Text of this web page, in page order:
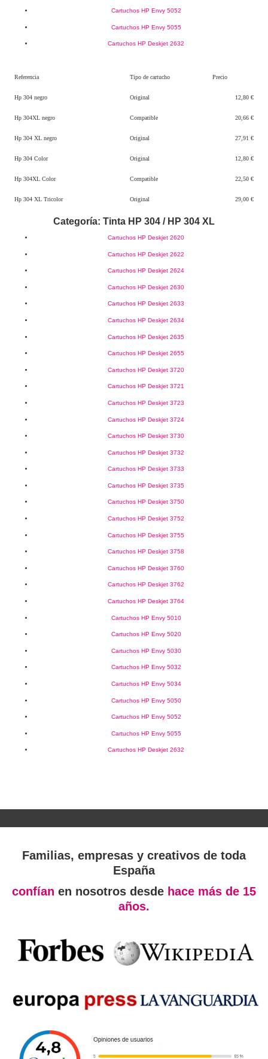
Cartuchos HP Envy 5052
Cartuchos HP Envy 5055
Cartuchos HP Deskjet 2632
Referencia Tipo de cartucho Precio
Hp 304 negro Original 12,80 €
Hp 304XL negro Compatible 20,66 €
Hp 304 XL negro Original 27,91 €
Hp 304 Color Original 12,80 €
Hp 304XL Color Compatible 22,50 €
Hp 304 XL Tricolor Original 29,00 €
Categoría: Tinta HP 304 / HP 304 XL
Cartuchos HP Deskjet 2620
Cartuchos HP Deskjet 2622
Cartuchos HP Deskjet 2624
Cartuchos HP Deskjet 2630
Cartuchos HP Deskjet 2633
Cartuchos HP Deskjet 2634
Cartuchos HP Deskjet 2635
Cartuchos HP Deskjet 2655
Cartuchos HP Deskjet 3720
Cartuchos HP Deskjet 3721
Cartuchos HP Deskjet 3723
Cartuchos HP Deskjet 3724
Cartuchos HP Deskjet 3730
Cartuchos HP Deskjet 3732
Cartuchos HP Deskjet 3733
Cartuchos HP Deskjet 3735
Cartuchos HP Deskjet 3750
Cartuchos HP Deskjet 3752
Cartuchos HP Deskjet 3755
Cartuchos HP Deskjet 3758
Cartuchos HP Deskjet 3760
Cartuchos HP Deskjet 3762
Cartuchos HP Deskjet 3764
Cartuchos HP Envy 5010
Cartuchos HP Envy 5020
Cartuchos HP Envy 5030
Cartuchos HP Envy 5032
Cartuchos HP Envy 5034
Cartuchos HP Envy 5050
Cartuchos HP Envy 5052
Cartuchos HP Envy 5055
Cartuchos HP Deskjet 2632
Familias, empresas y creativos de toda
España
confían en nosotros desde hace más de 15
años.